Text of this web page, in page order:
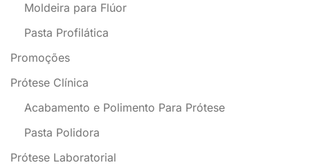
Moldeira para Flúor
Pasta Profilática
Promoções
Prótese Clínica
Acabamento e Polimento Para Prótese
Pasta Polidora
Prótese Laboratorial